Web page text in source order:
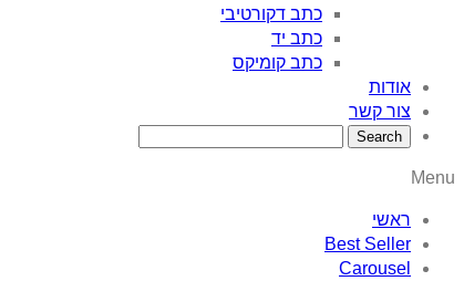
כתב דקורטיבי
כתב יד
כתב קומיקס
אודות
צור קשר
Menu
ראשי
Best Seller
Carousel